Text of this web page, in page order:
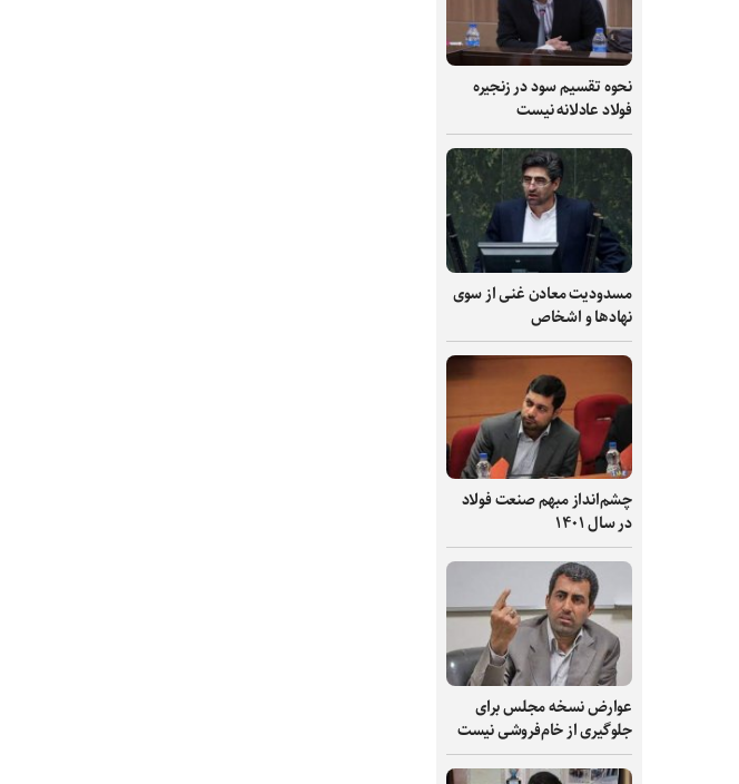
نحوه تقسیم سود در زنجیره
فولاد عادلانه نیست
مسدودیت معادن غنی از سوی
نهادها و اشخاص
چشم‌انداز مبهم صنعت فولاد
در سال ۱۴۰۱
عوارض نسخه مجلس برای
جلوگیری از خام‌فروشی نیست